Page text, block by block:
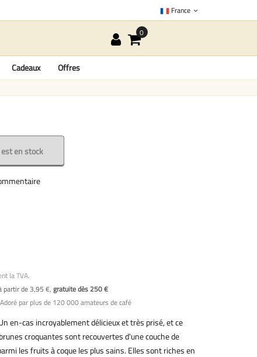
France
Cadeaux Offres
en stock
la TVA.
partir de 3,95 €, gratuite dès 250 €
par plus de 120 000 amateurs de café
en-cas incroyablement délicieux et très prisé, et ce
croquantes sont recouvertes d'une couche de
les fruits à coque les plus sains. Elles sont riches en